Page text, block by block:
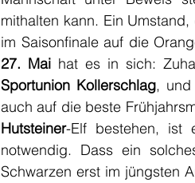
mithalten kann. Ein
im Saisonfinale auf die
27. Mai hat es in sich:
Sportunion Kollerschlag, und
Hutsteiner-Elf bestehen, ist
notwendig. Dass ein
Schwarzen erst im jüngsten